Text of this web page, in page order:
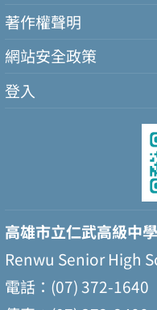
著作權聲明
網站安全政策
登入
高雄市立仁武高級中學
Renwu Senior High
電話：(07) 372-1640